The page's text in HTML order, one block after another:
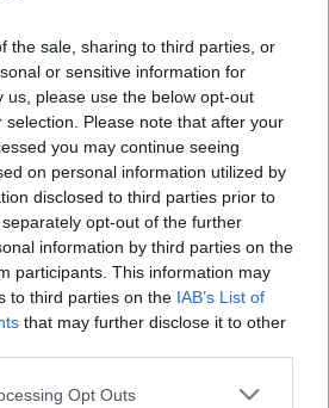
the sale, sharing to third parties, or
or sensitive information for
us, please use the below opt-out
Please note that after your
you may continue seeing
on personal information utilized by
disclosed to third parties prior to
opt-out of the further
information by third parties on the
participants. This information may
to third parties on the IAB’s List of
that may further disclose it to other
app uses one or more Google
Opt Outs
Catena, quien ha sido muy
año.
añadido a su casillero 34 puntos en
en los que marcó un gol y
(jornadas 30 y 33).
cinco estrellas que
¡Incluso los cracks pueden
fracasar! La mayoría de estrellas
temporada, pero hay algunas que